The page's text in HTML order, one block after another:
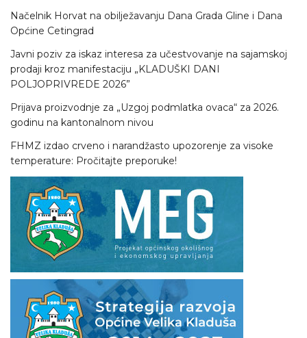
Načelnik Horvat na obilježavanju Dana Grada Gline i Dana
Općine Cetingrad
Javni poziv za iskaz interesa za učestvovanje na sajamskoj
prodaji kroz manifestaciju „KLADUŠKI DANI
POLJOPRIVREDE 2026”
Prijava proizvodnje za „Uzgoj podmlatka ovaca“ za 2026.
godinu na kantonalnom nivou
FHMZ izdao crveno i narandžasto upozorenje za visoke
temperature: Pročitajte preporuke!